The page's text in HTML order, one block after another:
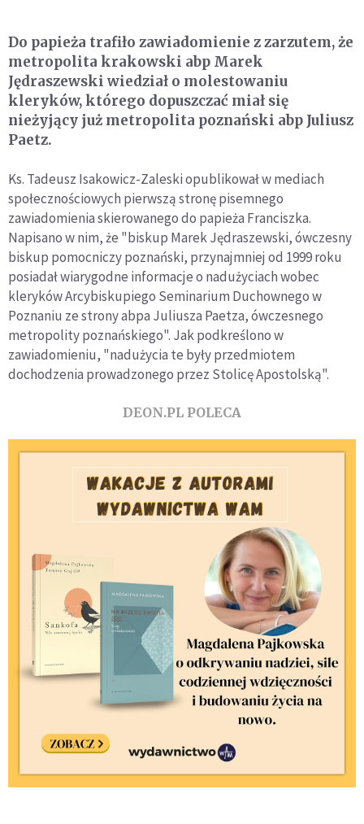
Do papieża trafiło zawiadomienie z zarzutem, że
metropolita krakowski abp Marek
Jędraszewski wiedział o molestowaniu
kleryków, którego dopuszczać miał się
nieżyjący już metropolita poznański abp Juliusz
Paetz.
Ks. Tadeusz Isakowicz-Zaleski opublikował w mediach
społecznościowych pierwszą stronę pisemnego
zawiadomienia skierowanego do papieża Franciszka.
Napisano w nim, że "biskup Marek Jędraszewski, ówczesny
biskup pomocniczy poznański, przynajmniej od 1999 roku
posiadał wiarygodne informacje o nadużyciach wobec
kleryków Arcybiskupiego Seminarium Duchownego w
Poznaniu ze strony abpa Juliusza Paetza, ówczesnego
metropolity poznańskiego". Jak podkreślono w
zawiadomieniu, "nadużycia te były przedmiotem
dochodzenia prowadzonego przez Stolicę Apostolską".
DEON.PL POLECA